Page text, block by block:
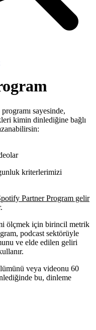
sayesinde,
kimin dinlediğine bağlı
kriterlerimizi
Partner Program gelir
ölçmek için birincil metrik
podcast sektörüyle
ve elde edilen geliri
veya videonu 60
bu, dinleme